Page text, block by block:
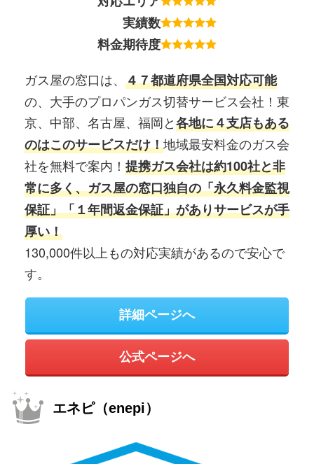
実績数
料金期待度
ガス屋の窓口は、 ４７都道府県全国対応可能
の、大手のプロパンガス切替サービス会社！東
京、中部、名古屋、福岡と各地に４支店もある
のはこのサービスだけ！地域最安料金のガス会
社を無料で案内！ 提携ガス会社は約100社と非
常に多く、ガス屋の窓口独自の「永久料金監視
保証」「１年間返金保証」がありサービスが手
厚い！
130,000件以上もの対応実績があるので安心で
す。
詳細ページへ
公式ページへ
エネピ（enepi）